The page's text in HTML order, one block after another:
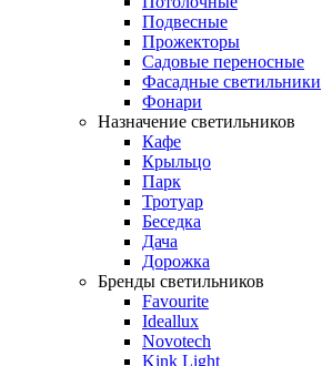
Подвесные
Прожекторы
Садовые переносные
Фасадные светильники
Фонари
Назначение светильников
Кафе
Крыльцо
Парк
Тротуар
Беседка
Дача
Дорожка
Бренды светильников
Favourite
Ideallux
Novotech
Kink Light